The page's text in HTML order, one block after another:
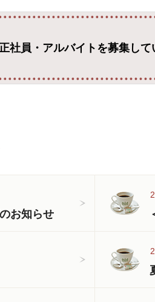
社員・アルバイトを募集して
お知らせ